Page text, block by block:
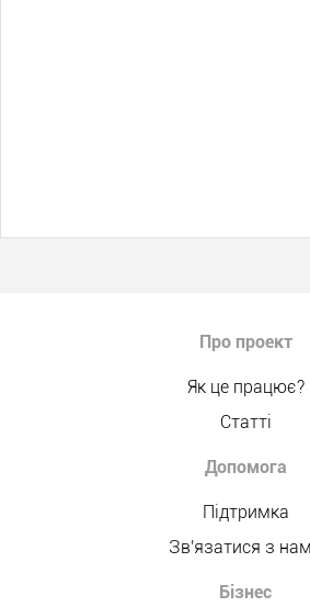
Про проект
Як це працює?
Статті
Допомога
Підтримка
Зв'язатися з
Бізнес